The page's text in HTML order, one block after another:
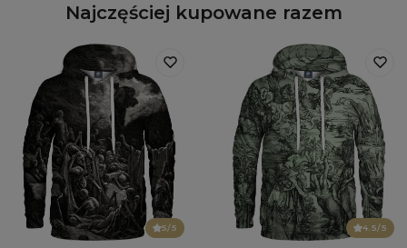
Najczęściej kupowane razem
5/5 4.5/5